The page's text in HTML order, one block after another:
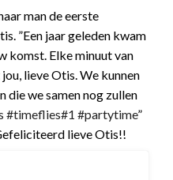
man de eerste
”Een jaar geleden kwam
komst. Elke minuut van
lieve Otis. We kunnen
die we samen nog zullen
#timeflies#1 #partytime”
lieve Otis!!